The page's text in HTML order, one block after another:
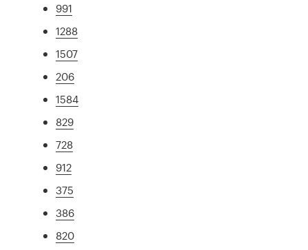
991
1288
1507
206
1584
829
728
912
375
386
820